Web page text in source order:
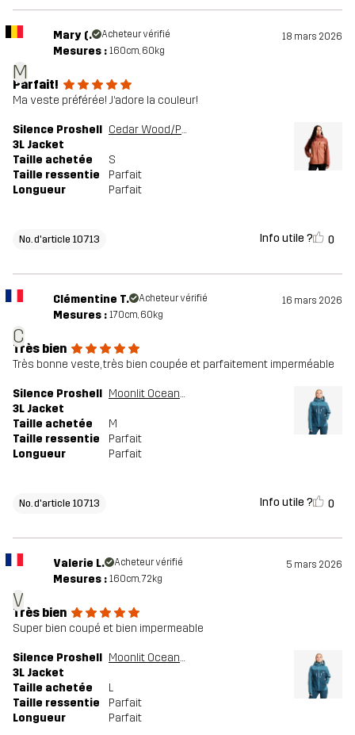
M
Mary (. Acheteur vérifié 18 mars 2026
Mesures : 160cm, 60kg
Parfait!
Ma veste préférée! J‘adore la couleur!
Silence Proshell
3L Jacket
Cedar Wood/Pink Mahogany
Taille achetée
S
Taille ressentie
Parfait
Longueur
Parfait
No. d'article 10713 Info utile ? 0
C
Clémentine T. Acheteur vérifié 16 mars 2026
Mesures : 170cm, 60kg
Très bien
Très bonne veste, très bien coupée et parfaitement imperméable
Silence Proshell
3L Jacket
Moonlit Ocean/Blue Ashes
Taille achetée
M
Taille ressentie
Parfait
Longueur
Parfait
No. d'article 10713 Info utile ? 0
V
Valerie L. Acheteur vérifié 5 mars 2026
Mesures : 160cm, 72kg
Très bien
Super bien coupé et bien impermeable
Silence Proshell
3L Jacket
Moonlit Ocean/Blue Ashes
Taille achetée
L
Taille ressentie
Parfait
Longueur
Parfait